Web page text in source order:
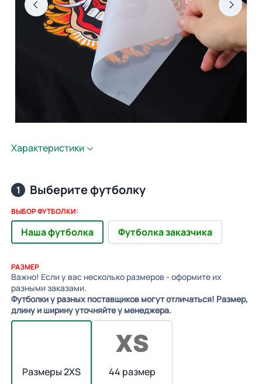
Характеристики
1 Выберите футболку
ВЫБОР ФУТБОЛКИ:
Наша футболка Футболка заказчика
РАЗМЕР
Важно! Если у вас несколько размеров - оформите их
разными заказами.
Футболки у разных поставщиков могут отличаться! Размер,
длину и ширину уточняйте у менеджера.
Размеры 2XS 44 размер